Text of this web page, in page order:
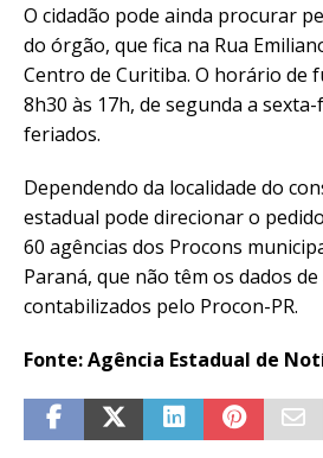
O cidadão pode ainda procurar
do órgão, que fica na Rua
Centro de Curitiba. O horário de
8h30 às 17h, de segunda a
feriados.
Dependendo da localidade do
estadual pode direcionar o
60 agências dos Procons
Paraná, que não têm os dados
contabilizados pelo Procon-PR.
Fonte: Agência Estadual de